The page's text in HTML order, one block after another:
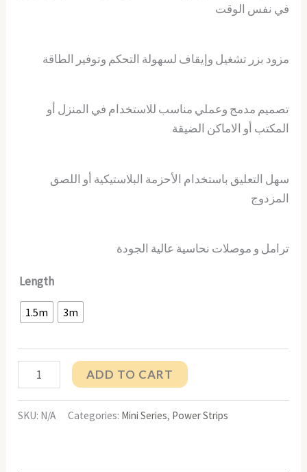
في نفس الوقت
مزود بزر تشغيل وإيقاف لسهولة التحكم وتوفير الطاقة
تصميم مدمج وعملي مناسب للاستخدام في المنزل أو
المكتب أو الاماكن الضيقة
سهل التعليق باستخدام الأحزمة البلاستيكية أو اللصق
المزدوج
ترامل و موصلات نحاسية عالية الجودة
Length
1.5m 3m
ADD TO CART
SKU: N/A Categories: Mini Series, Power Strips